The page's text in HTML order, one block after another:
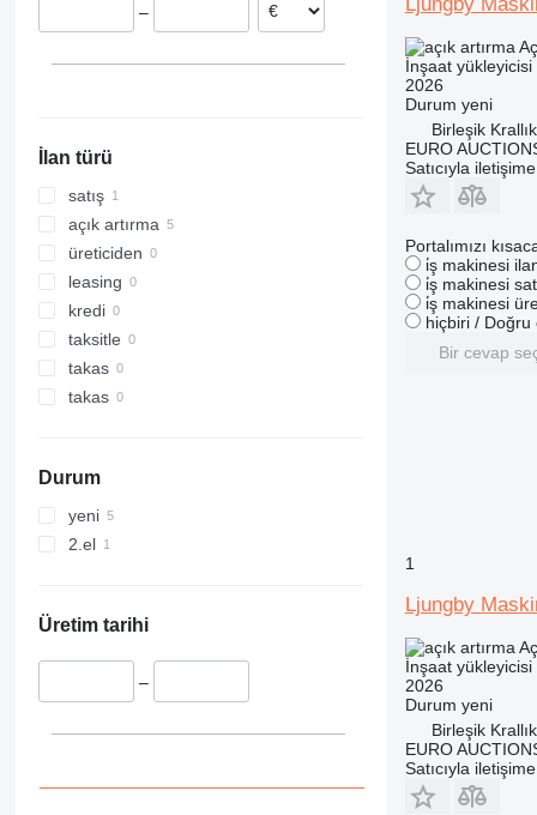
920
924
926
928
930
931
936
938
941
953
955
956
966
982
–
İlan türü
satış
açık artırma
üreticiden
leasing
kredi
taksitle
takas
takas
Durum
yeni
2.el
Üretim tarihi
–
İnşaat
2026
Durum yeni
Birleşik
EURO
Satıcıyla
Portalımızı
i̇ş makinesi
i̇ş makinesi
i̇ş makinesi
hiçbiri / Doğru
Bir cevap
1
Ljungby
İnşaat
2026
Durum yeni
Birleşik
EURO
Satıcıyla